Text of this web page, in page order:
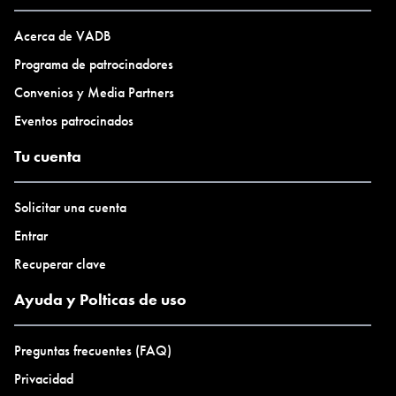
•
Curaduría
Silvia Leonor Agüero
Artistas
Andrea Elías
Belén Romero Gunset
Brígida Notario
Evangelina Aybar
Evi Tártari
Geli González
Juliet Ruiz
Leonor Vassena
Acerca de VADB
Programa de patrocinadores
Convenios y Media Partners
Eventos patrocinados
Tu cuenta
Solicitar una cuenta
Entrar
Recuperar clave
Ayuda y Polticas de uso
Preguntas frecuentes (FAQ)
Privacidad